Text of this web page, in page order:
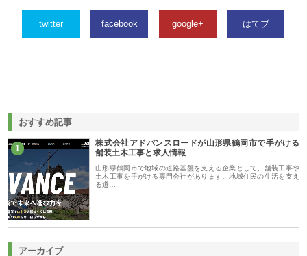
twitter facebook google+ はてブ
おすすめ記事
1
株式会社アドバンスロードが山形県鶴岡市で手がける
舗装土木工事と求人情報
山形県鶴岡市で地域の道路基盤を支える企業として、舗装工事や
土木工事を手がける専門会社があります。地域住民の生活を支え
る道…
アーカイブ